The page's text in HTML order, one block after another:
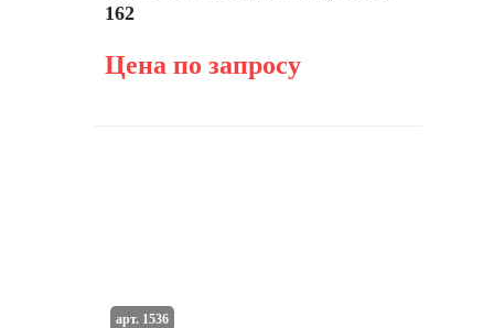
162
Цена по запросу
арт. 1536